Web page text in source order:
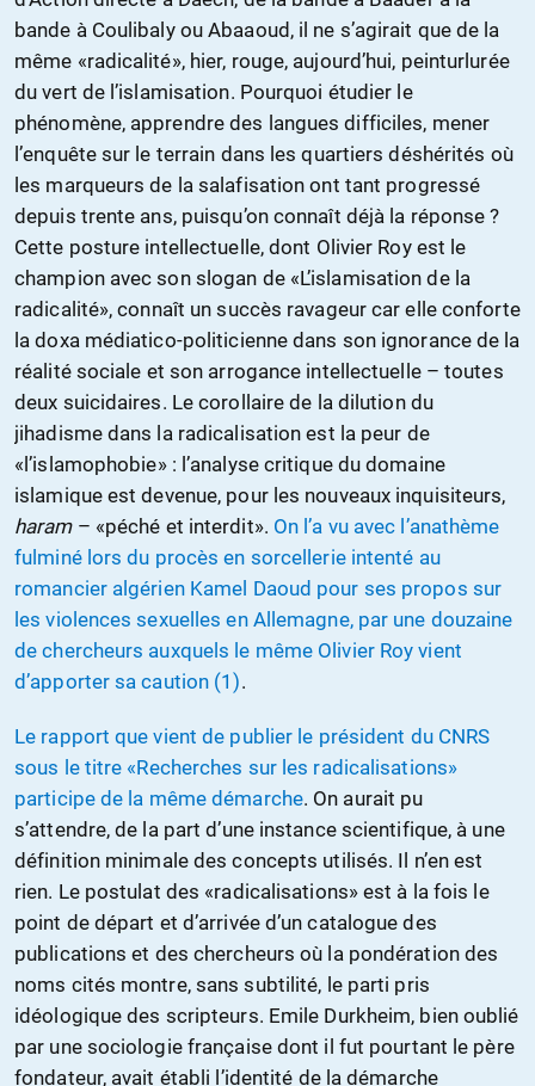
bande à Coulibaly ou Abaaoud, il ne s’agirait que de la
même «radicalité», hier, rouge, aujourd’hui, peinturlurée
du vert de l’islamisation. Pourquoi étudier le
phénomène, apprendre des langues difficiles, mener
l’enquête sur le terrain dans les quartiers déshérités où
les marqueurs de la salafisation ont tant progressé
depuis trente ans, puisqu’on connaît déjà la réponse ?
Cette posture intellectuelle, dont Olivier Roy est le
champion avec son slogan de «L’islamisation de la
radicalité», connaît un succès ravageur car elle conforte
la doxa médiatico-politicienne dans son ignorance de la
réalité sociale et son arrogance intellectuelle – toutes
deux suicidaires. Le corollaire de la dilution du
jihadisme dans la radicalisation est la peur de
«l’islamophobie» : l’analyse critique du domaine
islamique est devenue, pour les nouveaux inquisiteurs,
haram – «péché et interdit». On l’a vu avec l’anathème
fulminé lors du procès en sorcellerie intenté au
romancier algérien Kamel Daoud pour ses propos sur
les violences sexuelles en Allemagne, par une douzaine
de chercheurs auxquels le même Olivier Roy vient
d’apporter sa caution (1).
Le rapport que vient de publier le président du CNRS
sous le titre «Recherches sur les radicalisations»
participe de la même démarche. On aurait pu
s’attendre, de la part d’une instance scientifique, à une
définition minimale des concepts utilisés. Il n’en est
rien. Le postulat des «radicalisations» est à la fois le
point de départ et d’arrivée d’un catalogue des
publications et des chercheurs où la pondération des
noms cités montre, sans subtilité, le parti pris
idéologique des scripteurs. Emile Durkheim, bien oublié
par une sociologie française dont il fut pourtant le père
fondateur, avait établi l’identité de la démarche